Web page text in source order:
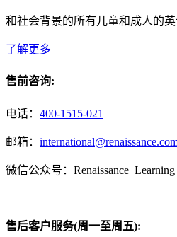
和社会背景的所有儿童和成人的
了解更多
售前咨询:
电话： 400-1515-021
邮箱：
微信公众号：Renaissance_Learning
售后客户服务(周一至周五):